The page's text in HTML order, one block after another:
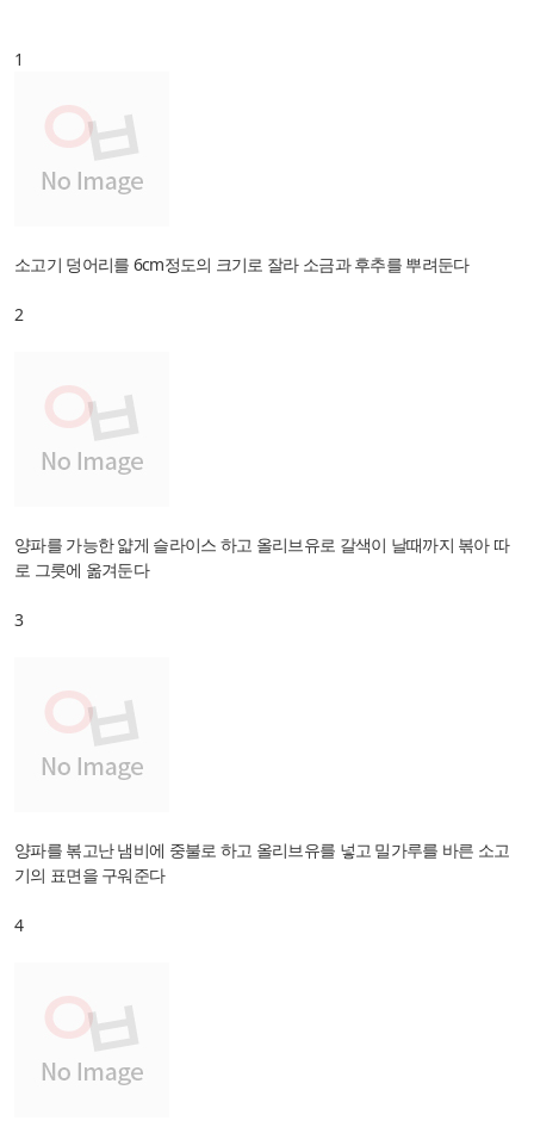
1
소고기 덩어리를 6cm정도의 크기로 잘라 소금과 후추를 뿌려둔다
2
양파를 가능한 얇게 슬라이스 하고 올리브유로 갈색이 날때까지 볶아 따
로 그릇에 옮겨둔다
3
양파를 볶고난 냄비에 중불로 하고 올리브유를 넣고 밀가루를 바른 소고
기의 표면을 구워준다
4